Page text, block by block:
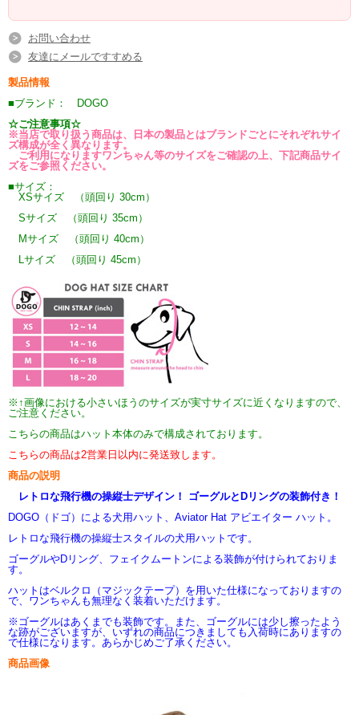
お問い合わせ
友達にメールですすめる
製品情報
■ブランド： DOGO
☆ご注意事項☆
※当店で取り扱う商品は、日本の製品とはブランドごとにそれぞれサイ
ズ構成が全く異なります。
ご利用になりますワンちゃん等のサイズをご確認の上、下記商品サイ
ズをご参照ください。
■サイズ：
XSサイズ （頭回り 30cm）
Sサイズ （頭回り 35cm）
Mサイズ （頭回り 40cm）
Lサイズ （頭回り 45cm）
※↑画像における小さいほうのサイズが実寸サイズに近くなりますので、
ご注意ください。
こちらの商品はハット本体のみで構成されております。
こちらの商品は2営業日以内に発送致します。
商品の説明
レトロな飛行機の操縦士デザイン！ ゴーグルとDリングの装飾付き！
DOGO（ドゴ）による犬用ハット、Aviator Hat アビエイター ハット。
レトロな飛行機の操縦士スタイルの犬用ハットです。
ゴーグルやDリング、フェイクムートンによる装飾が付けられておりま
す。
ハットはベルクロ（マジックテープ）を用いた仕様になっておりますの
で、ワンちゃんも無理なく装着いただけます。
※ゴーグルはあくまでも装飾です。また、ゴーグルには少し擦ったよう
な跡がございますが、いずれの商品につきましても入荷時にありますの
で仕様になります。あらかじめご了承ください。
商品画像